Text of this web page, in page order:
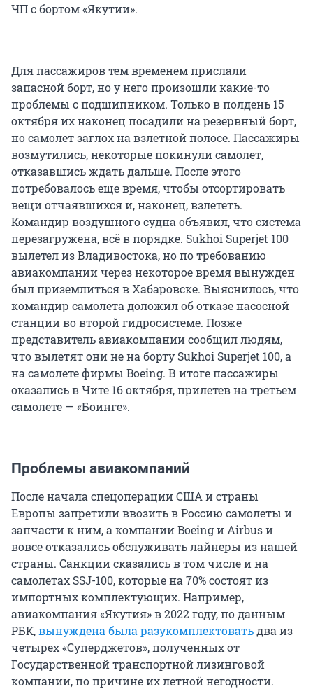
ЧП с бортом «Якутии».
Для пассажиров тем временем прислали
запасной борт, но у него произошли какие-то
проблемы с подшипником. Только в полдень 15
октября их наконец посадили на резервный борт,
но самолет заглох на взлетной полосе. Пассажиры
возмутились, некоторые покинули самолет,
отказавшись ждать дальше. После этого
потребовалось еще время, чтобы отсортировать
вещи отчаявшихся и, наконец, взлететь.
Командир воздушного судна объявил, что система
перезагружена, всё в порядке. Sukhoi Superjet 100
вылетел из Владивостока, но по требованию
авиакомпании через некоторое время вынужден
был приземлиться в Хабаровске. Выяснилось, что
командир самолета доложил об отказе насосной
станции во второй гидросистеме. Позже
представитель авиакомпании сообщил людям,
что вылетят они не на борту Sukhoi Superjet 100, а
на самолете фирмы Boeing. В итоге пассажиры
оказались в Чите 16 октября, прилетев на третьем
самолете — «Боинге».
Проблемы авиакомпаний
После начала спецоперации США и страны
Европы запретили ввозить в Россию самолеты и
запчасти к ним, а компании Boeing и Airbus и
вовсе отказались обслуживать лайнеры из нашей
страны. Санкции сказались в том числе и на
самолетах SSJ-100, которые на 70% состоят из
импортных комплектующих. Например,
авиакомпания «Якутия» в 2022 году, по данным
РБК,вынуждена была разукомплектоватьдва из
четырех «Суперджетов», полученных от
Государственной транспортной лизинговой
компании, по причине их летной негодности.